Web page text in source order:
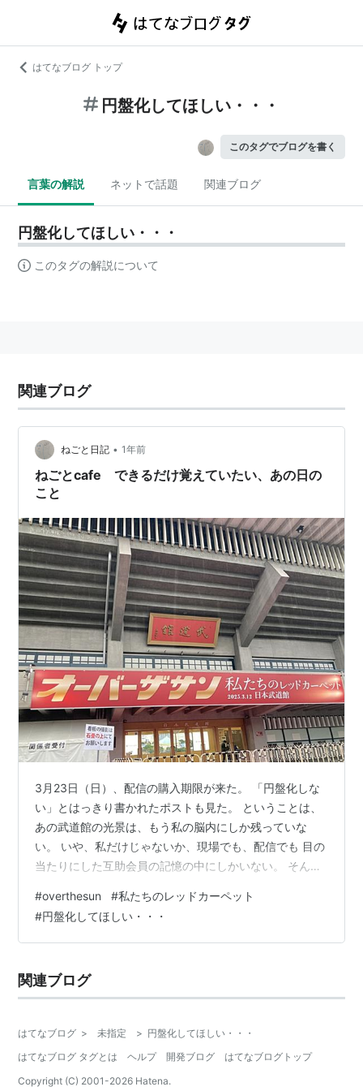
はてなブログ トップ
円盤化してほしい・・・
このタグでブログを書く
言葉の解説 ネットで話題 関連ブログ
円盤化してほしい・・・
このタグの解説について
関連ブログ
ねごと日記 • 1年前
ねごとcafe できるだけ覚えていたい、あの日の
こと
3月23日（日）、配信の購入期限が来た。 「円盤化しな
い」とはっきり書かれたポストも見た。 ということは、
あの武道館の光景は、もう私の脳内にしか残っていな
い。 いや、私だけじゃないか、現場でも、配信でも 目の
当たりにした互助会員の記憶の中にしかいない。 そんな
その日のことを書き残しておきたいと思った。 記憶力が
どんどんだめになっている私には、これしか方法がな
い。 ※超長文ですが、壮大なイベントレポートではあり
日（水） グッズ販売は14時から。仕事を半休にするな
ら、午後退勤して…
#overthesun #私たちのレッドカーペット
#円盤化してほしい・・・
関連ブログ
はてなブログ > 未指定 > 円盤化してほしい・・・
はてなブログ タグとは
ヘルプ 開発ブログ
はてなブログトップ
Copyright (C) 2001-2026 Hatena.